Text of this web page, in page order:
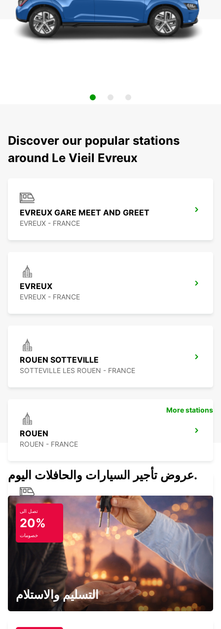
Discover our popular stations
around Le Vieil Evreux
EVREUX GARE MEET AND GREET
EVREUX - FRANCE
EVREUX
EVREUX - FRANCE
ROUEN SOTTEVILLE
SOTTEVILLE LES ROUEN - FRANCE
ROUEN
ROUEN - FRANCE
ROUEN GARE
ROUEN - FRANCE
MONTIGNY LE BRETONNEUX
MONTIGNY LE BRETONNEUX - FRANCE
More stations
عروض تأجير السيارات والحافلات اليوم.
تصل الى
20%
خصومات
التسليم والاستلام